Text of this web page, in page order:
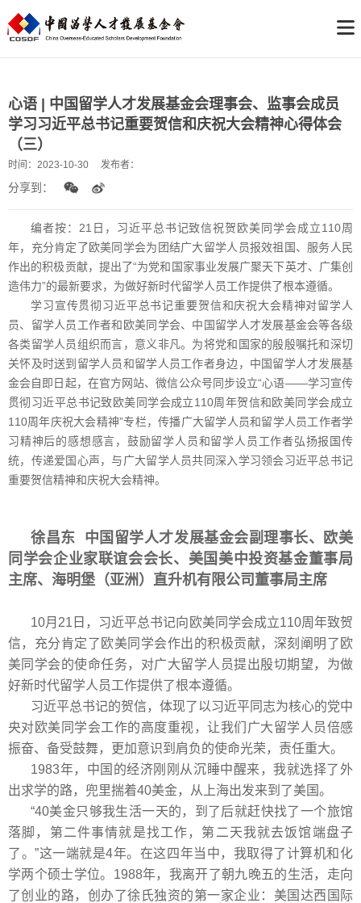
心语 | 中国留学人才发展基金会理事会、监事会成员
学习习近平总书记重要贺信和庆祝大会精神心得体会
（三）
时间： 2023-10-30 发布者：
分享到：
编者按：21日，习近平总书记致信祝贺欧美同学会成立110周
年，充分肯定了欧美同学会为团结广大留学人员报效祖国、服务人民
作出的积极贡献，提出了“为党和国家事业发展广聚天下英才、广集创
造伟力”的最新要求，为做好新时代留学人员工作提供了根本遵循。
学习宣传贯彻习近平总书记重要贺信和庆祝大会精神对留学人
员、留学人员工作者和欧美同学会、中国留学人才发展基金会等各级
各类留学人员组织而言，意义非凡。为将党和国家的殷殷嘱托和深切
关怀及时送到留学人员和留学人员工作者身边，中国留学人才发展基
金会自即日起，在官方网站、微信公众号同步设立“心语——学习宣传
贯彻习近平总书记致欧美同学会成立110周年贺信和欧美同学会成立
110周年庆祝大会精神”专栏，传播广大留学人员和留学人员工作者学
习精神后的感想感言，鼓励留学人员和留学人员工作者弘扬报国传
统，传递爱国心声，与广大留学人员共同深入学习领会习近平总书记
重要贺信精神和庆祝大会精神。
徐昌东 中国留学人才发展基金会副理事长、欧美
同学会企业家联谊会会长、美国美中投资基金董事局
主席、海明堡（亚洲）直升机有限公司董事局主席
10月21日，习近平总书记向欧美同学会成立110周年致贺
信，充分肯定了欧美同学会作出的积极贡献，深刻阐明了欧
美同学会的使命任务，对广大留学人员提出殷切期望，为做
好新时代留学人员工作提供了根本遵循。
习近平总书记的贺信，体现了以习近平同志为核心的党中
央对欧美同学会工作的高度重视，让我们广大留学人员倍感
振奋、备受鼓舞，更加意识到肩负的使命光荣，责任重大。
1983年，中国的经济刚刚从沉睡中醒来，我就选择了外
出求学的路，兜里揣着40美金，从上海出发来到了美国。
“40美金只够我生活一天的，到了后就赶快找了一个旅馆
落脚，第二件事情就是找工作，第二天我就去饭馆端盘子
了。”这一端就是4年。在这四年当中，我取得了计算机和化
学两个硕士学位。1988年，我离开了朝九晚五的生活，走向
了创业的路，创办了徐氏独资的第一家企业：美国达西国际